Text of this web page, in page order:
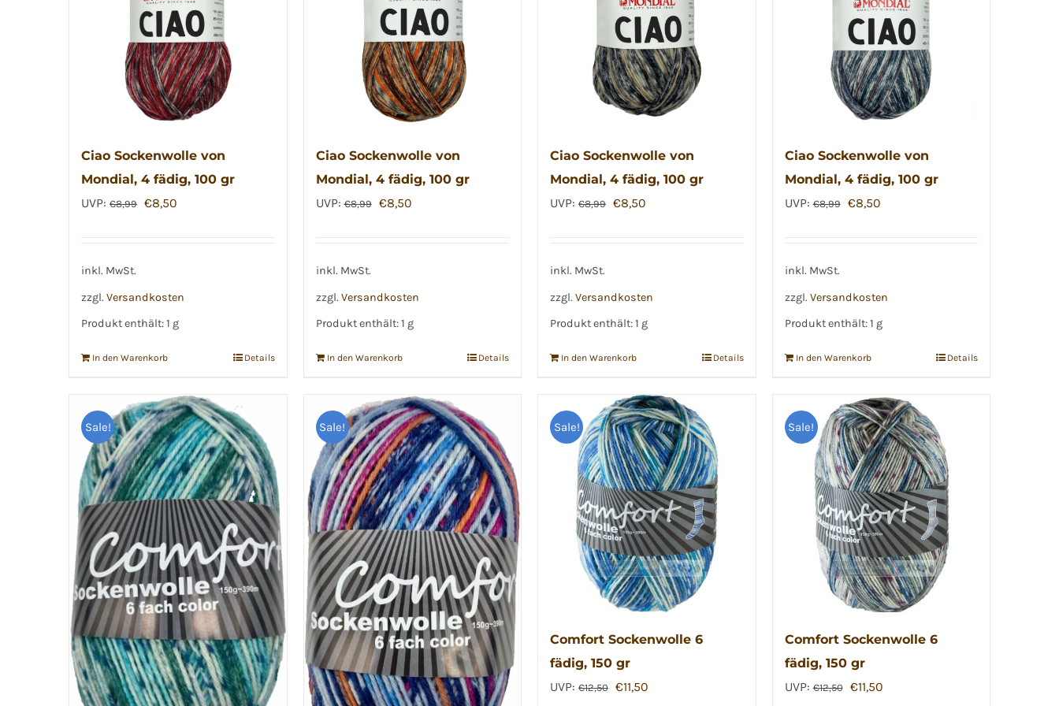
Die
Optionen
können
auf
der
gewählt
werden
Ciao Sockenwolle von
Mondial, 4 fädig, 100 gr
UVP: €8,99 Ursprünglicher
€8,50
inkl. MwSt.
zzgl. Versandkosten
Produkt enthält: 1 g
In den Warenkorb Details
Ciao Sockenwolle von
Mondial, 4 fädig, 100 gr
UVP: €8,99
Ursprünglicher
€8,50Aktueller
inkl. MwSt.
zzgl. Versandkosten
Produkt enthält: 1 g
In den Warenkorb Details
Ciao Sockenwolle von
Mondial, 4 fädig, 100 gr
UVP: €8,99 Ursprünglicher
€8,50
inkl. MwSt.
zzgl. Versandkosten
Produkt enthält: 1 g
In den Warenkorb Details
Ciao Sockenwolle von
Mondial, 4 fädig, 100 gr
UVP: €8,99
Ursprünglicher
€8,50Aktueller
inkl. MwSt.
zzgl. Versandkosten
Produkt enthält: 1 g
In den Warenkorb Details
Sale! Sale! Sale!
Comfort Sockenwolle 6
fädig, 150 gr
UVP: €12,50 Ursprünglicher
€11,50
Sale!
Comfort Sockenwolle 6
fädig, 150 gr
UVP: €12,50
Ursprünglicher
€11,50Aktueller